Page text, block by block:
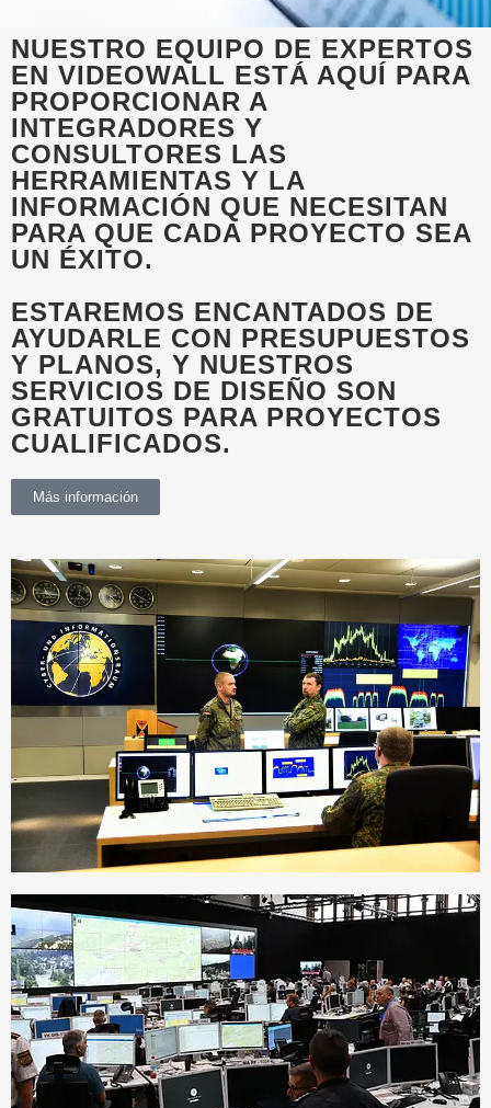
NUESTRO EQUIPO DE EXPERTOS
EN VIDEOWALL ESTÁ AQUÍ PARA
PROPORCIONAR A
INTEGRADORES Y
CONSULTORES LAS
HERRAMIENTAS Y LA
INFORMACIÓN QUE NECESITAN
PARA QUE CADA PROYECTO SEA
UN ÉXITO.
ESTAREMOS ENCANTADOS DE
AYUDARLE CON PRESUPUESTOS
Y PLANOS, Y NUESTROS
SERVICIOS DE DISEÑO SON
GRATUITOS PARA PROYECTOS
CUALIFICADOS.
Más información